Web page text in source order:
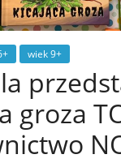
wiek 9+
groza